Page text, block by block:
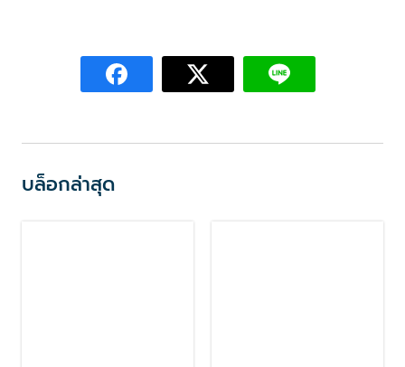
บล็อกล่าสุด